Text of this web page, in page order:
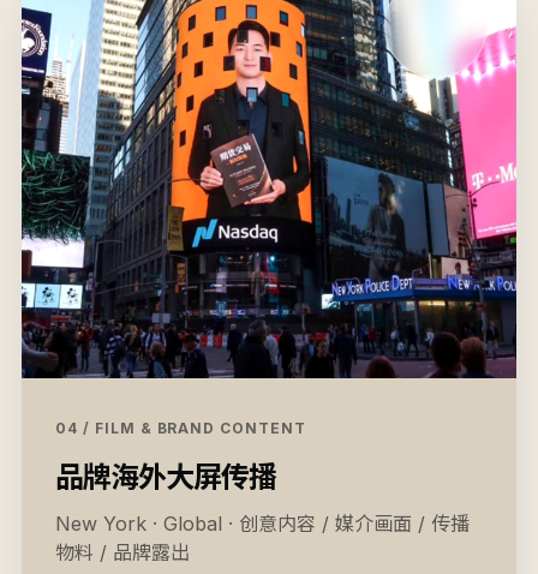
04 / FILM & BRAND CONTENT
品牌海外大屏传播
New York · Global · 创意内容 / 媒介画面 / 传播
物料 / 品牌露出